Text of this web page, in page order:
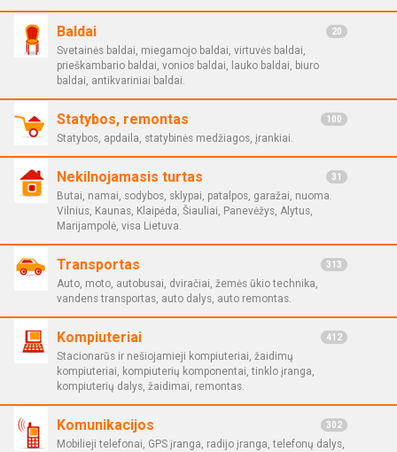
Baldai 20
Svetainės baldai, miegamojo baldai, virtuvės baldai,
prieškambario baldai, vonios baldai, lauko baldai, biuro
baldai, antikvariniai baldai.
Statybos, remontas 100
Statybos, apdaila, statybinės medžiagos, įrankiai.
Nekilnojamasis turtas 31
Butai, namai, sodybos, sklypai, patalpos, garažai, nuoma.
Vilnius, Kaunas, Klaipėda, Šiauliai, Panevėžys, Alytus,
Marijampolė, visa Lietuva.
Transportas 313
Auto, moto, autobusai, dviračiai, žemės ūkio technika,
vandens transportas, auto dalys, auto remontas.
Kompiuteriai 412
Stacionarūs ir nešiojamieji kompiuteriai, žaidimų
kompiuteriai, kompiuterių komponentai, tinklo įranga,
kompiuterių dalys, žaidimai, remontas.
Komunikacijos 302
Mobilieji telefonai, GPS įranga, radijo įranga, telefonų dalys,